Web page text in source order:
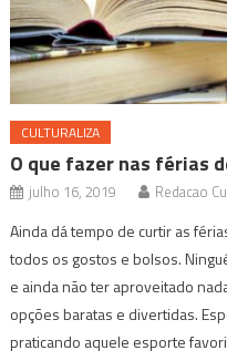
CULTURALIZA
O que fazer nas férias
julho 16, 2019 Redacao
Ainda dá tempo de curtir as
todos os gostos e bolsos.
e ainda não ter aproveitado
opções baratas e divertidas.
praticando aquele esporte